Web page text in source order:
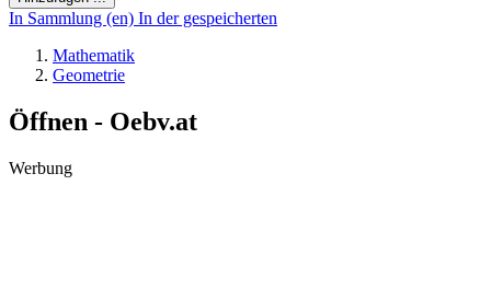
In Sammlung (en) In der gespeicherten
Mathematik
Geometrie
Öffnen - Oebv.at
Werbung